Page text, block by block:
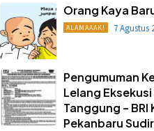
Orang Kaya
ALAMAAAK! 7 Agustus
Pengumuman
Lelang
Tanggung – BRI
Pekanbaru